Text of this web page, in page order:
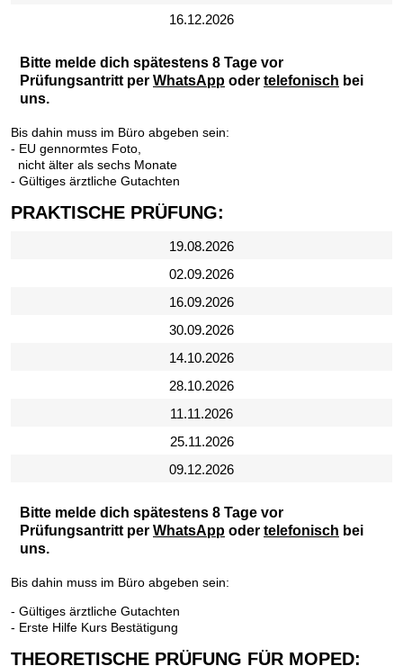
16.12.2026
Bitte melde dich spätestens 8 Tage vor
Prüfungsantritt per WhatsApp oder telefonisch bei
uns.
Bis dahin muss im Büro abgeben sein:
- EU gennormtes Foto,
nicht älter als sechs Monate
- Gültiges ärztliche Gutachten
PRAKTISCHE PRÜFUNG:
19.08.2026
02.09.2026
16.09.2026
30.09.2026
14.10.2026
28.10.2026
11.11.2026
25.11.2026
09.12.2026
Bitte melde dich spätestens 8 Tage vor
Prüfungsantritt per WhatsApp oder telefonisch bei
uns.
Bis dahin muss im Büro abgeben sein:
- Gültiges ärztliche Gutachten
- Erste Hilfe Kurs Bestätigung
THEORETISCHE PRÜFUNG FÜR MOPED: